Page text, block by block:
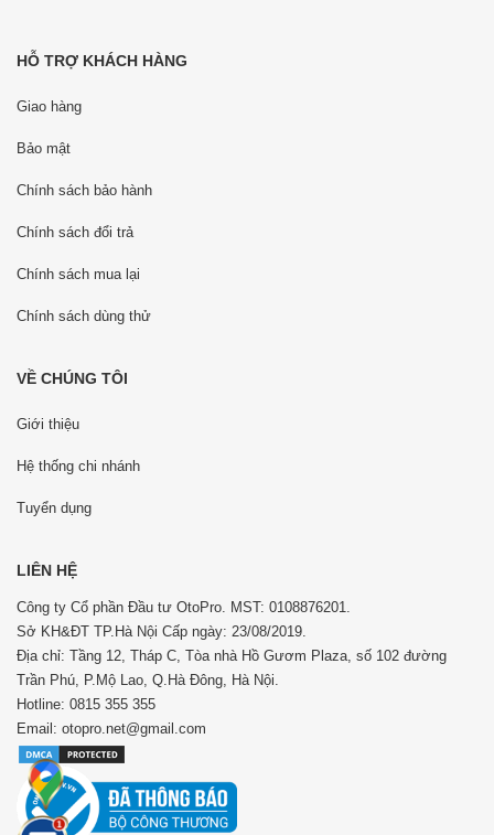
HỖ TRỢ KHÁCH HÀNG
Giao hàng
Bảo mật
Chính sách bảo hành
Chính sách đổi trả
Chính sách mua lại
Chính sách dùng thử
VỀ CHÚNG TÔI
Giới thiệu
Hệ thống chi nhánh
Tuyển dụng
LIÊN HỆ
Công ty Cổ phần Đầu tư OtoPro. MST: 0108876201.
Sở KH&ĐT TP.Hà Nội Cấp ngày: 23/08/2019.
Địa chỉ: Tầng 12, Tháp C, Tòa nhà Hồ Gươm Plaza, số 102 đường
Trần Phú, P.Mộ Lao, Q.Hà Đông, Hà Nội.
Hotline: 0815 355 355
Email: otopro.net@gmail.com